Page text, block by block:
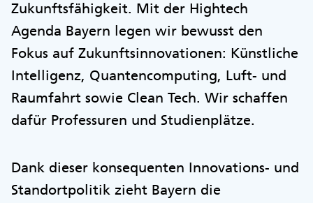
Zukunftsfähigkeit. Mit der Hightech
Agenda Bayern legen wir bewusst den
Fokus auf Zukunftsinnovationen: Künstliche
Intelligenz, Quantencomputing, Luft- und
Raumfahrt sowie Clean Tech. Wir schaffen
dafür Professuren und Studienplätze.
Dank dieser konsequenten Innovations- und
Standortpolitik zieht Bayern die